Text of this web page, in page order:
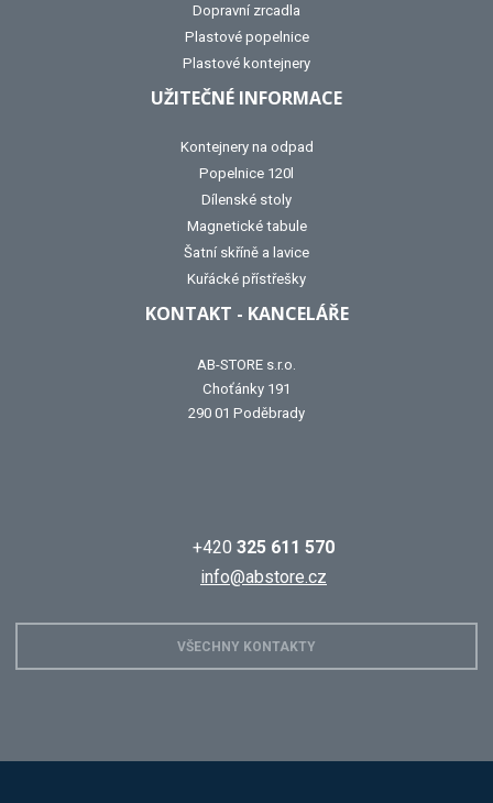
Dopravní zrcadla
Plastové popelnice
Plastové kontejnery
UŽITEČNÉ INFORMACE
Kontejnery na odpad
Popelnice 120l
Dílenské stoly
Magnetické tabule
Šatní skříně a lavice
Kuřácké přístřešky
KONTAKT - KANCELÁŘE
AB-STORE s.r.o.
Choťánky 191
290 01 Poděbrady
+420 325 611 570
info@abstore.cz
VŠECHNY KONTAKTY